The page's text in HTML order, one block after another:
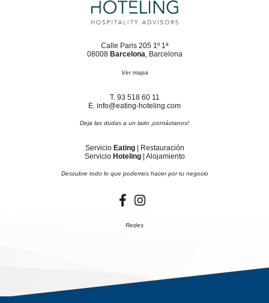
Calle Paris 205 1º 1ª
08008 Barcelona, Barcelona
Ver mapa
T. 93 518 60 11
E. info@eating-hoteling.com
Deja las dudas a un lado ¡contáctanos!
Servicio Eating| Restauración
Servicio Hoteling| Alojamiento
Descubre todo lo que podemos hacer por tu negocio
Redes